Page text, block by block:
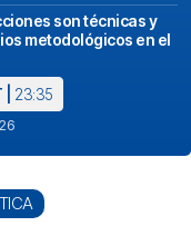
son técnicas y
metodológicos en el
23:35